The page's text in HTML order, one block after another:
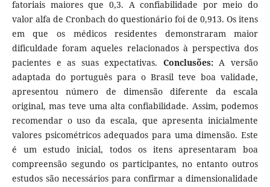
fatoriais maiores que 0,3. A confiabilidade por meio do
valor alfa de Cronbach do questionário foi de 0,913. Os itens
em que os médicos residentes demonstraram maior
dificuldade foram aqueles relacionados à perspectiva dos
pacientes e as suas expectativas. Conclusões: A versão
adaptada do português para o Brasil teve boa validade,
apresentou número de dimensão diferente da escala
original, mas teve uma alta confiabilidade. Assim, podemos
recomendar o uso da escala, que apresenta inicialmente
valores psicométricos adequados para uma dimensão. Este
é um estudo inicial, todos os itens apresentaram boa
compreensão segundo os participantes, no entanto outros
estudos são necessários para confirmar a dimensionalidade